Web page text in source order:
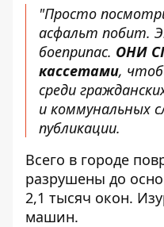
"Просто
асфальт побит.
боеприпас. ОНИ
кассетами,
среди
и коммунальных
публикации.
Всего в городе
разрушены до
2,1 тысяч окон.
машин.